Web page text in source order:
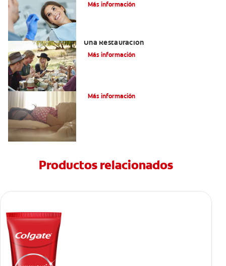
Más información
Una Restauración
Más información
Más información
Productos relacionados